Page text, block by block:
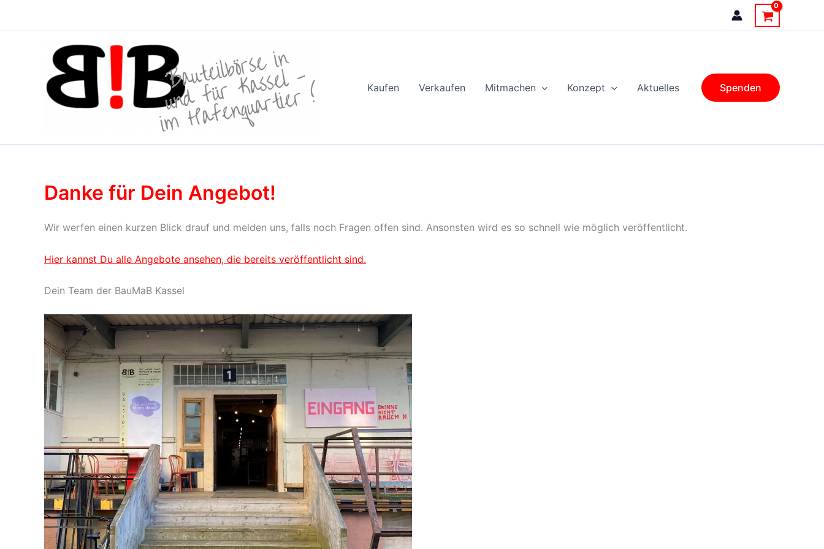
Kaufen Verkaufen Mitmachen Konzept Aktuelles Spenden
Danke für Dein Angebot!
Wir werfen einen kurzen Blick drauf und melden uns, falls noch Fragen offen sind. Ansonsten wird es so schnell wie möglich veröffentlicht.
Hier kannst Du alle Angebote ansehen, die bereits veröffentlicht sind.
Dein Team der BauMaB Kassel